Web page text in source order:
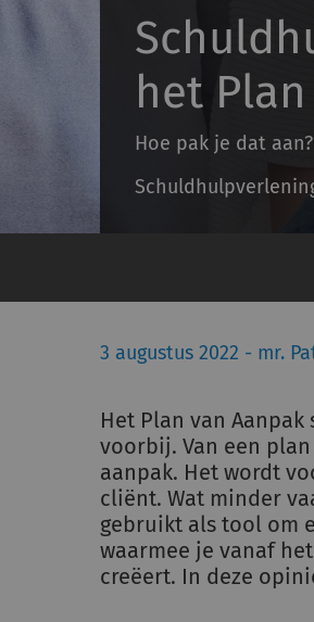
het
Hoe pak je dat aan?
3 augustus 2022 - mr.
Het Plan van
voorbij. Van een
aanpak. Het wordt
cliënt. Wat minder
gebruikt als tool om
waarmee je vanaf
creëert. In deze